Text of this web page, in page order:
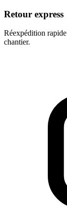
Retour express
Réexpédition
chantier.